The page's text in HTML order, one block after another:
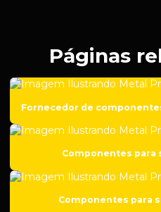
Empresa de solda em aço
Empresa de solda em ferro fundido
Páginas
Fornecedor de
Componentes para
Componentes para